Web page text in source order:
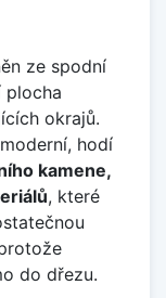
ze spodní
plocha
okrajů.
hodí
kamene,
, které
do dřezu.